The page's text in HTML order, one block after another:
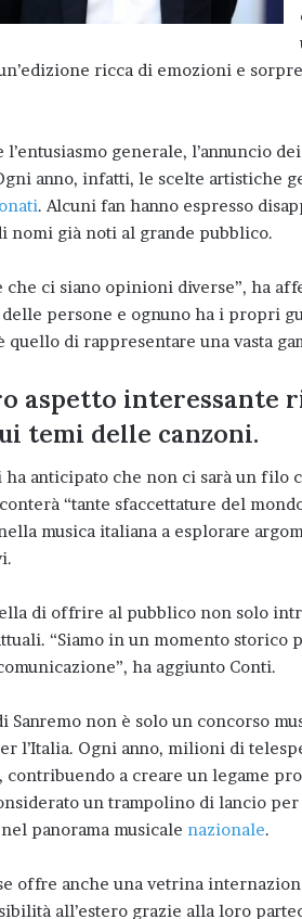
ricca di emozioni e
l’entusiasmo generale, l’annuncio
anno, infatti, le scelte artistiche
. Alcuni fan hanno espresso
nomi già noti al grande pubblico.
che ci siano opinioni diverse”, ha
delle persone e ognuno ha i propri
quello di rappresentare una vasta
aspetto interessante
temi delle canzoni.
ha anticipato che non ci sarà un
“tante sfaccettature del
musica italiana a esplorare
di offrire al pubblico non solo
“Siamo in un momento storico
ha aggiunto Conti.
Sanremo non è solo un concorso
l’Italia. Ogni anno, milioni di
contribuendo a creare un legame
un trampolino di lancio
panorama musicale nazionale.
offre anche una vetrina
all’estero grazie alla loro